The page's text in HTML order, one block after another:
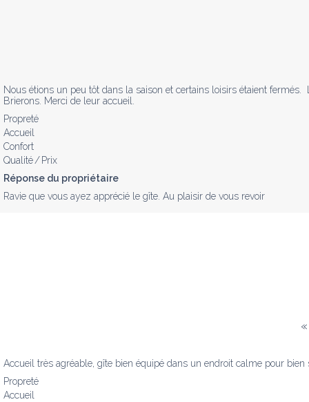
Nous étions un peu tôt dans la saison et certains loisirs étaient
Brierons. Merci de leur accueil.
Propreté
Accueil
Confort
Qualité / Prix
Réponse du propriétaire
Ravie que vous ayez apprécié le gîte. Au plaisir de vous revoir
«
Accueil très agréable, gîte bien équipé dans un endroit calme pour bien
Propreté
Accueil